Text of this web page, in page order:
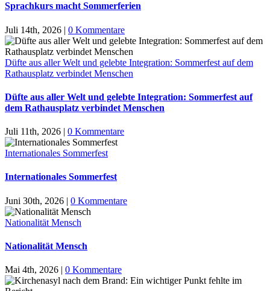
Sprachkurs macht Sommerferien
Juli 14th, 2026 | 0 Kommentare
Düfte aus aller Welt und gelebte Integration: Sommerfest auf dem
Rathausplatz verbindet Menschen
Düfte aus aller Welt und gelebte Integration: Sommerfest auf
dem Rathausplatz verbindet Menschen
Juli 11th, 2026 | 0 Kommentare
Internationales Sommerfest
Internationales Sommerfest
Juni 30th, 2026 | 0 Kommentare
Nationalität Mensch
Nationalität Mensch
Mai 4th, 2026 | 0 Kommentare